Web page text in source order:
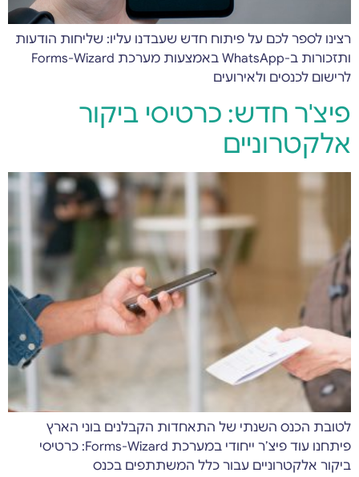
רצינו לספר לכם על פיתוח חדש שעבדנו עליו: שליחות הודעות
ותזכורות ב-WhatsApp באמצעות מערכת Forms-Wizard
לרישום לכנסים ולאירועים
פיצ'ר חדש: כרטיסי ביקור
אלקטרוניים
לטובת הכנס השנתי של התאחדות הקבלנים בוני הארץ
פיתחנו עוד פיצ’ר ייחודי במערכת Forms-Wizard: כרטיסי
ביקור אלקטרוניים עבור כלל המשתתפים בכנס